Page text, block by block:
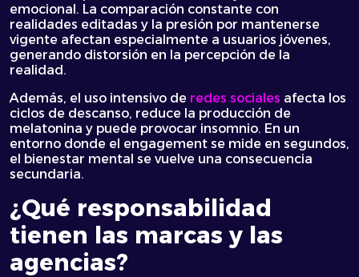
emocional. La comparación constante con
realidades editadas y la presión por mantenerse
vigente afectan especialmente a usuarios jóvenes,
generando distorsión en la percepción de la
realidad.
Además, el uso intensivo de redes sociales afecta los
ciclos de descanso, reduce la producción de
melatonina y puede provocar insomnio. En un
entorno donde el engagement se mide en segundos,
el bienestar mental se vuelve una consecuencia
secundaria.
¿Qué responsabilidad
tienen las marcas y las
agencias?